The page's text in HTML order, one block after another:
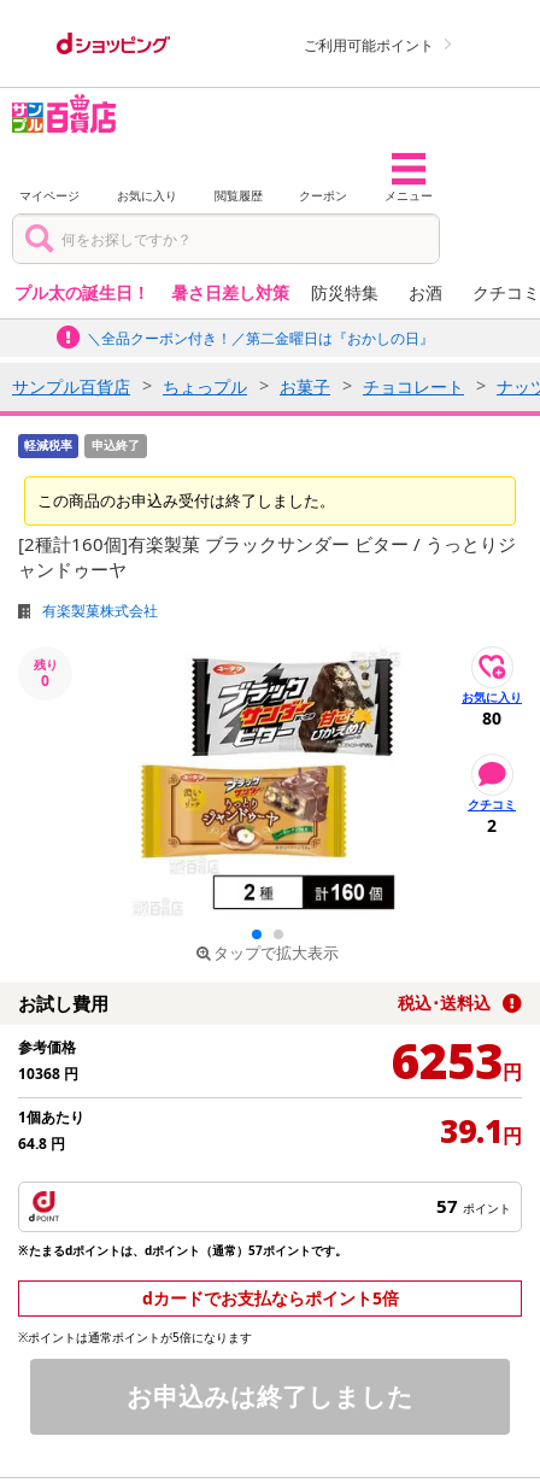
ご利用可能ポイント
マイページ お気に入り 閲覧履歴 クーポン メニュー
プル太の誕生日！ 暑さ日差し対策 防災特集 お酒 クチコ
＼全品クーポン付き！／第二金曜日は『おかしの日』
サンプル百貨店 ちょっプル お菓子 チョコレート ナッ
軽減税率 申込終了
この商品のお申込み受付は終了しました。
[2種計160個]有楽製菓 ブラックサンダー ビター / うっとりジ
ャンドゥーヤ
有楽製菓株式会社
残り
0
タップで拡大表示
80
2
お試し費用 税込･送料込
参考価格
10368 円 6253円
1個あたり
64.8 円 39.1円
57 ポイント
※たまるdポイントは、dポイント（通常）57ポイントです。
dカードでお支払ならポイント5倍
※ポイントは通常ポイントが5倍になります
お申込みは終了しました